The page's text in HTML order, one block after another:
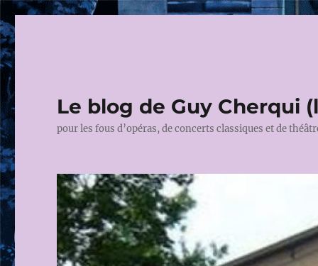
Le blog de Guy Cherqui
pour les fous d’opéras, de concerts classiques et de